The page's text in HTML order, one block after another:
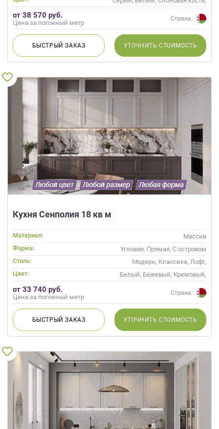
Кремовый, Фисташковый
от 38 570 руб.
Цена за погонный метр
Страна:
БЫСТРЫЙЗАКАЗ УТОЧНИТЬ СТОИМОСТЬ
Кухня Сенполия 18 кв м
Материал:
Массив
Форма:
Угловая, Прямая, С островом
Стиль:
Модерн, Классика, Лофт,
Скандинавский, Неоклассика,
Современные
Цвет:
Белый, Бежевый, Кремовый,
Коричневый, Капучино, Белый
верх темный низ
от 33 740 руб.
Цена за погонный метр
Страна:
БЫСТРЫЙЗАКАЗ УТОЧНИТЬ СТОИМОСТЬ